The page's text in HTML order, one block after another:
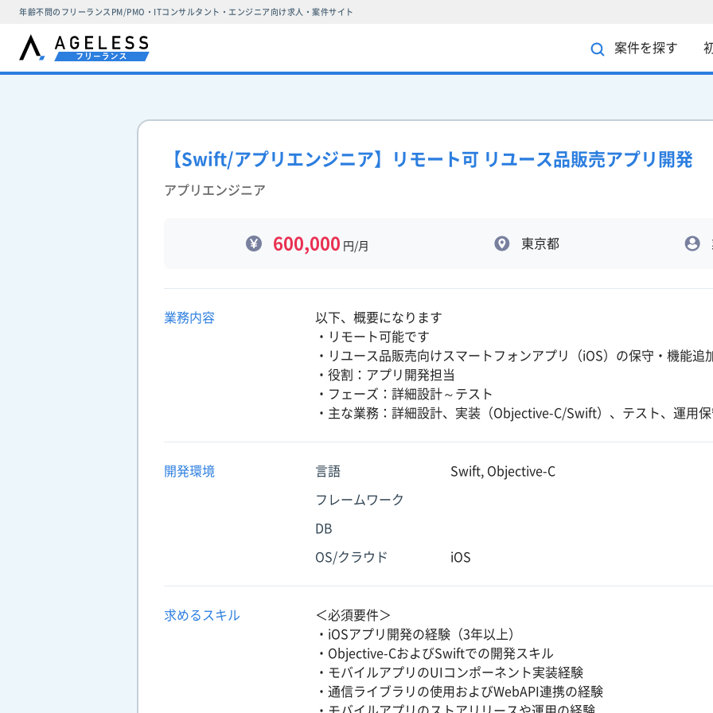
年齢不問のフリーランスPM/PMO・ITコンサルタント・エンジニア向け求人・案件サイト
案件を探す
【Swift/アプリエンジニア】リモート可 リユース品販売アプリ開発
アプリエンジニア
600,000 円/月 東京都
業務内容
以下、概要になります
・リモート可能です
・リユース品販売向けスマートフォンアプリ（iOS）の保守・機能追
・役割：アプリ開発担当
・フェーズ：詳細設計～テスト
・主な業務：詳細設計、実装（Objective-C/Swift）、テスト、運用
開発環境 言語 Swift, Objective-C
フレームワーク
DB
OS/クラウド iOS
求めるスキル
＜必須要件＞
・iOSアプリ開発の経験（3年以上）
・Objective-CおよびSwiftでの開発スキル
・モバイルアプリのUIコンポーネント実装経験
・通信ライブラリの使用およびWebAPI連携の経験